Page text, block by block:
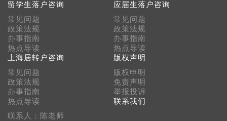
留学生落户咨询
常见问题
政策法规
办事指南
热点导读
应届生落户咨询
常见问题
政策法规
办事指南
热点导读
上海居转户咨询
常见问题
政策法规
办事指南
热点导读
版权声明
版权申明
免责声明
举报投诉
联系我们
联系人：陈老师